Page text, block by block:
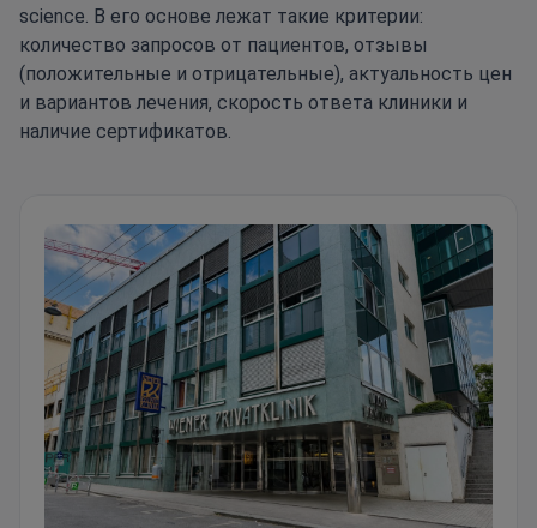
science. В его основе лежат такие критерии:
количество запросов от пациентов, отзывы
(положительные и отрицательные), актуальность цен
и вариантов лечения, скорость ответа клиники и
наличие сертификатов.